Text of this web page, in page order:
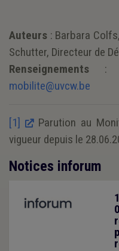
Auteurs : Barbara
Schutter, Directeur de
Renseignements :
mobilite@uvcw.be
[1]
Parution au
vigueur depuis le
Notices inforum